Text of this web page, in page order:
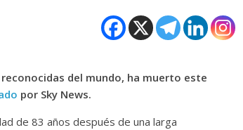
del mundo, ha muerto este
por Sky News.
de 83 años después de una larga